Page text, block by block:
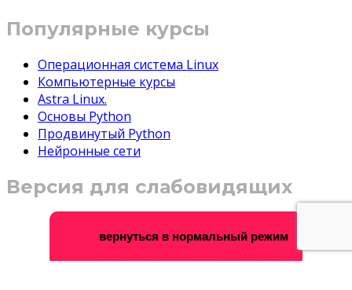
Популярные курсы
Операционная система Linux
Компьютерные курсы
Astra Linux.
Основы Python
Продвинутый Python
Нейронные сети
Версия для слабовидящих
вернуться в нормальный режим